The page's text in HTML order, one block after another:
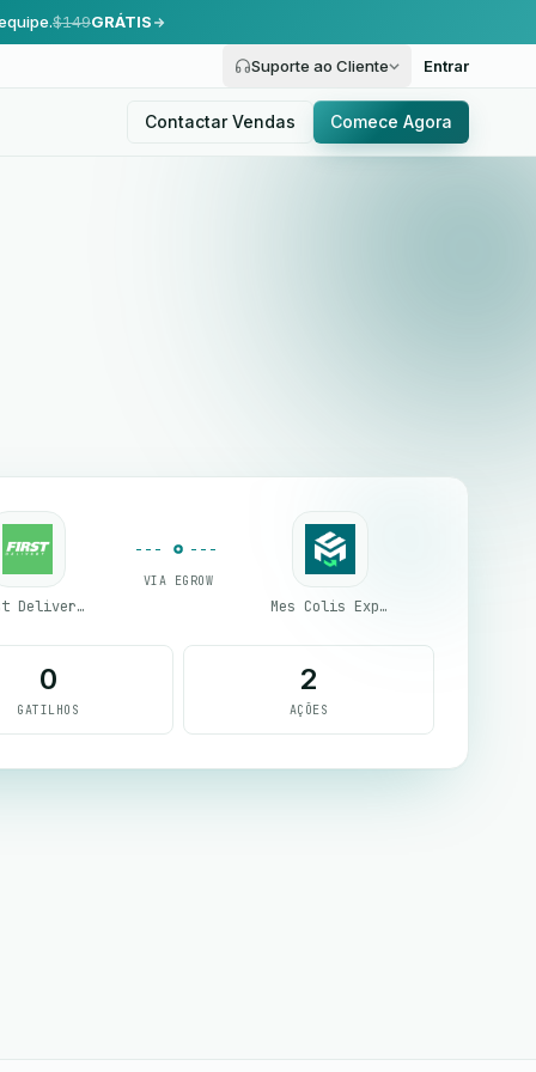
$149GRÁTIS
Suporte ao Cliente Entrar
Contactar Vendas Comece Agora
First Delivery Group
VIA EGROW
Mes Colis Express
0
GATILHOS
2
AÇÕES